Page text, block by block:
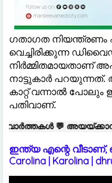
ഗതാഗത നിയന്ത്രണം
വെച്ചിരിക്കുന്ന
നിർമ്മിതമായതാണ്
നാട്ടുകാർ
കാറ്റ് വന്നാല്‍ പോലും
പതിവാണ്.
| ☎:
ഇന്ത്യ എന്റെ
Carolina | Karolina |